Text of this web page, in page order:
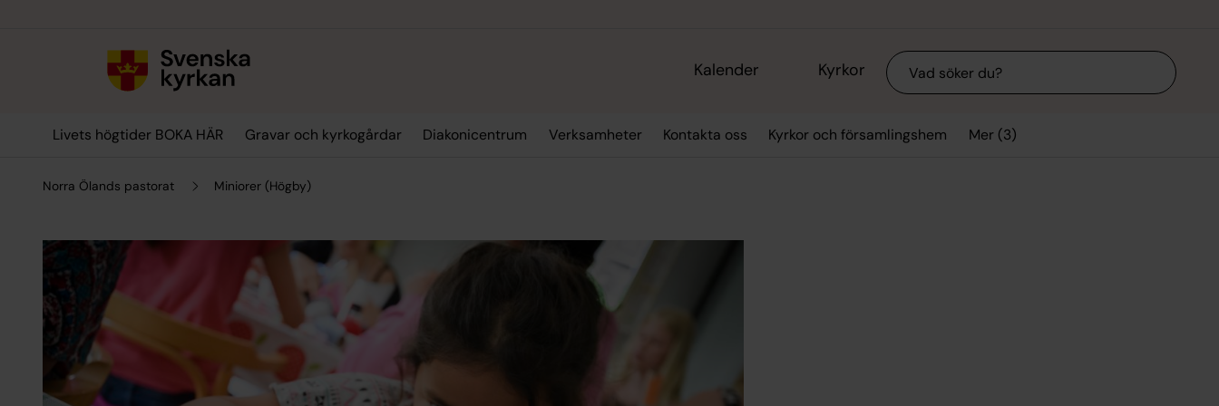
Kalender Kyrkor Sök
Livets högtider BOKA HÄR Gravar och kyrkogårdar Diakonicentrum Verksamheter Kontakta oss Kyrkor och församlingshem Mer (3)
Norra Ölands pastorat Miniorer (Högby)